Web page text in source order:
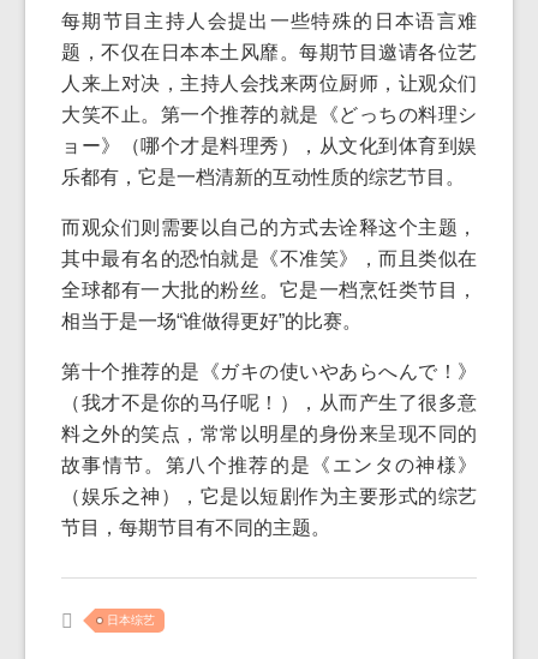
每期节目主持人会提出一些特殊的日本语言难
题，不仅在日本本土风靡。每期节目邀请各位艺
人来上对决，主持人会找来两位厨师，让观众们
大笑不止。第一个推荐的就是《どっちの料理シ
ョー》（哪个才是料理秀），从文化到体育到娱
乐都有，它是一档清新的互动性质的综艺节目。
而观众们则需要以自己的方式去诠释这个主题，
其中最有名的恐怕就是《不准笑》，而且类似在
全球都有一大批的粉丝。它是一档烹饪类节目，
相当于是一场“谁做得更好”的比赛。
第十个推荐的是《ガキの使いやあらへんで！》
（我才不是你的马仔呢！），从而产生了很多意
料之外的笑点，常常以明星的身份来呈现不同的
故事情节。第八个推荐的是《エンタの神様》
（娱乐之神），它是以短剧作为主要形式的综艺
节目，每期节目有不同的主题。
日本综艺